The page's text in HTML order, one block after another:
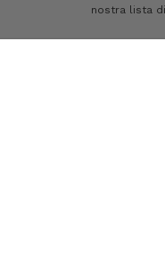
nostra lista